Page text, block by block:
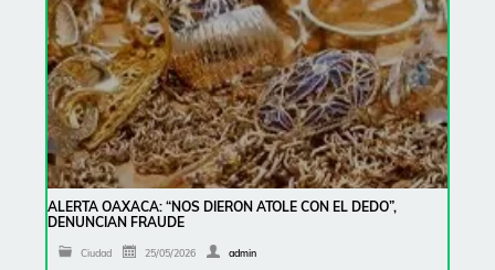
ALERTA OAXACA: “NOS DIERON ATOLE CON EL DEDO”,
DENUNCIAN FRAUDE
Ciudad 25/05/2026 admin